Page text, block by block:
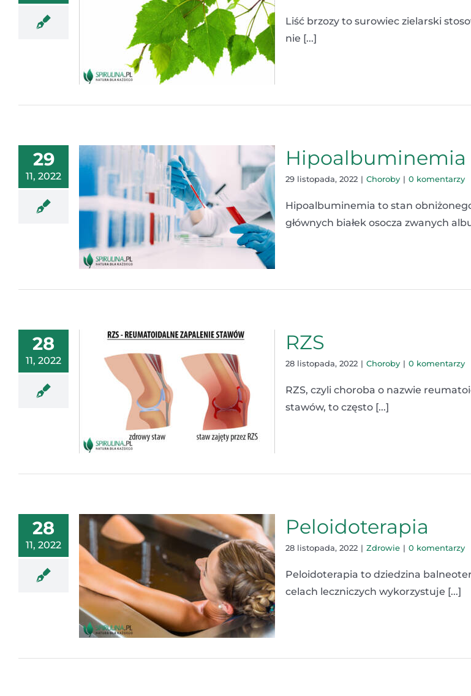
Liść brzozy to surowiec zielarski
nie [...]
29
11, 2022
Hipoalbuminemia
29 listopada, 2022 | Choroby | 0 komentarzy
Hipoalbuminemia to stan
głównych białek osocza zwanych
28
11, 2022
RZS
28 listopada, 2022 | Choroby | 0 komentarzy
RZS, czyli choroba o nazwie
stawów, to często [...]
28
11, 2022
Peloidoterapia
28 listopada, 2022 | Zdrowie | 0 komentarzy
Peloidoterapia to dziedzina
celach leczniczych wykorzystuje [...]